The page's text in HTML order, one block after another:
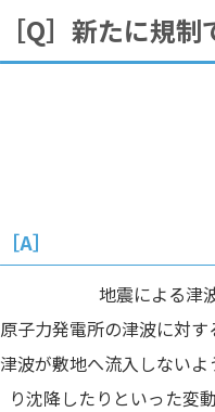
［Q］新たに規
［A］
地震による津
原子力発電所の津波に対
津波が敷地へ流入しない
り沈降したりといった変